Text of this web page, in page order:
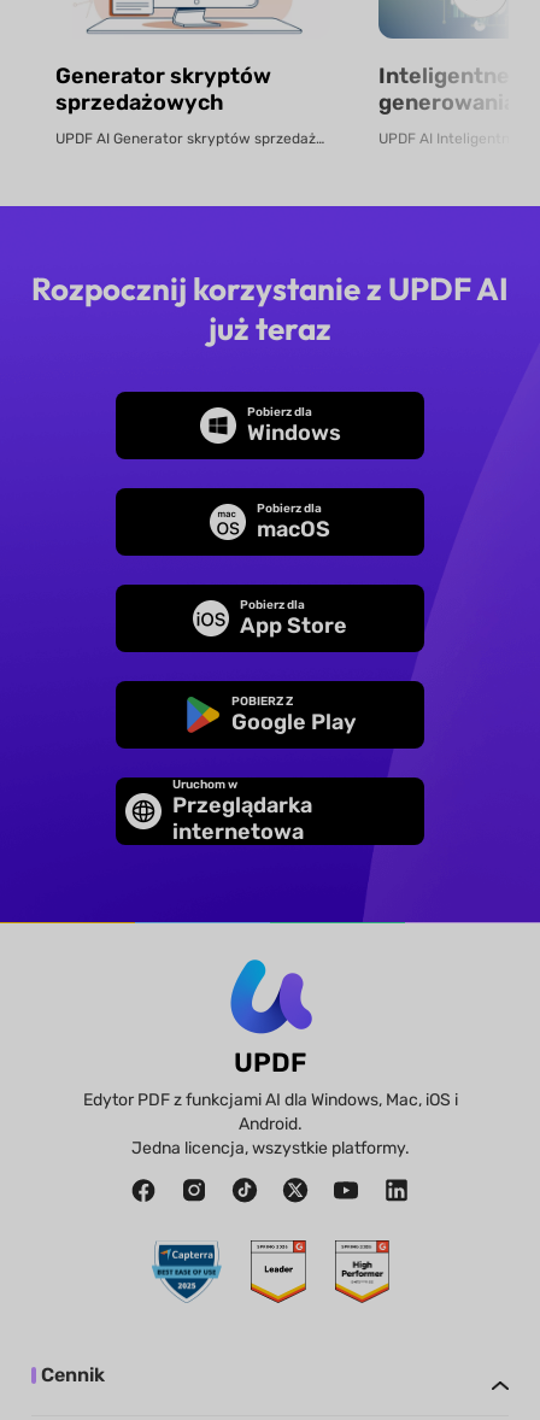
Generator skryptów
sprzedażowych
UPDF AI Generator skryptów sprzedażowych UPDF AI zamienia pliki PDF prod...
Inteligentne
generowania
darmowe
Rozpocznij korzystanie z UPDF AI
już teraz
Pobierz dla
Windows
Pobierz dla
macOS
Pobierz dla
App Store
POBIERZ Z
Google Play
Uruchom w
Przeglądarka
internetowa
UPDF
Edytor PDF z funkcjami AI dla Windows, Mac, iOS i
Android.
Jedna licencja, wszystkie platformy.
Cennik